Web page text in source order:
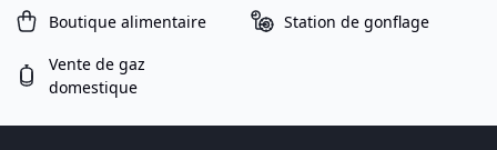
Boutique alimentaire Station de gonflage
Vente de gaz
domestique